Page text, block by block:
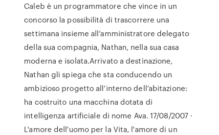
Caleb è un programmatore che vince in un
concorso la possibilità di trascorrere una
settimana insieme all’amministratore delegato
della sua compagnia, Nathan, nella sua casa
moderna e isolata.Arrivato a destinazione,
Nathan gli spiega che sta conducendo un
ambizioso progetto all’interno dell’abitazione:
ha costruito una macchina dotata di
intelligenza artificiale di nome Ava. 17/08/2007 ·
L'amore dell'uomo per la Vita, l'amore di un